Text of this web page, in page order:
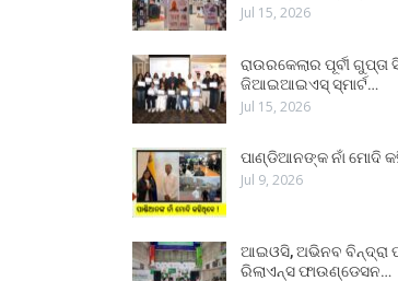
Jul 15, 2026
ରାଉରକେଲାର ପୂର୍ବୀ
ଜିଆଇଆଇଏସ୍ ସ୍ମାର୍ଟ…
Jul 15, 2026
ପାଣ୍ଡିଆନଙ୍କ ନାଁ ମୋଦି
Jul 9, 2026
ଆଇଓସି, ଅଭିନବ ବିନ୍ଦ୍ରା
ରିଲାଏନ୍ସ ଫାଉଣ୍ଡେସନ…